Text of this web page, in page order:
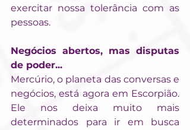
exercitar nossa tolerância com as
pessoas.
Negócios abertos, mas disputas
de poder...
Mercúrio, o planeta das conversas e
negócios, está agora em Escorpião.
Ele nos deixa muito mais
determinados para ir em busca